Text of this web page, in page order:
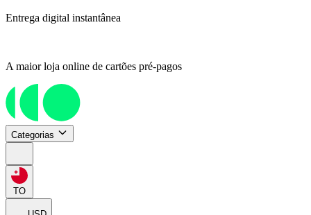
Entrega digital instantânea
A maior loja online de cartões pré-pagos
Categorias
TO